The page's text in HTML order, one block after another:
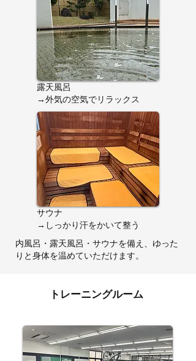
露天風呂
​→外気の空気でリラックス
サウナ
​→しっかり汗をかいて整う
内風呂・露天風呂・サウナを備え、ゆった
りと身体を温めていただけます。
トレーニングルーム